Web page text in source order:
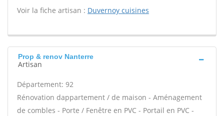
Voir la fiche artisan : Duvernoy cuisines
Prop & renov Nanterre
Artisan
Département: 92
Rénovation dappartement / de maison - Aménagement
de combles - Porte / Fenêtre en PVC - Portail en PVC -